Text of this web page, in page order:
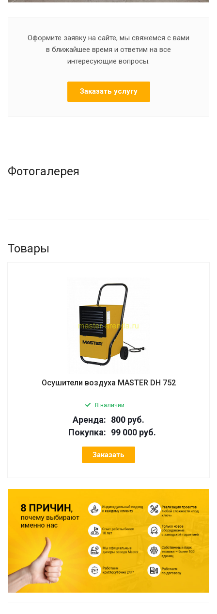
Оформите заявку на сайте, мы свяжемся с вами
в ближайшее время и ответим на все
интересующие вопросы.
Заказать услугу
Фотогалерея
Товары
Осушители воздуха MASTER DH 752
В наличии
Аренда: 800 руб.
Покупка: 99 000 руб.
Заказать